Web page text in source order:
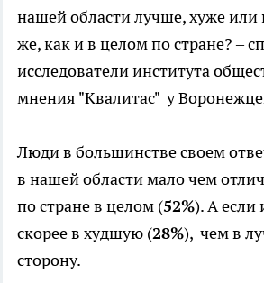
нашей области лучше, хуже или
же, как и в целом по стране? –
исследователи института
мнения "Квалитас" у
Люди в большинстве своем
в нашей области мало чем
по стране в целом (52%). А если
скорее в худшую (28%), чем в
сторону.